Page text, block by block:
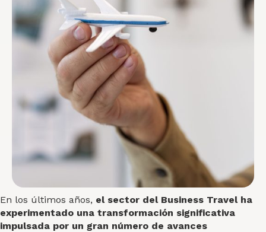
En los últimos años, el sector del Business Travel ha
experimentado una transformación significativa
impulsada por un gran número de avances